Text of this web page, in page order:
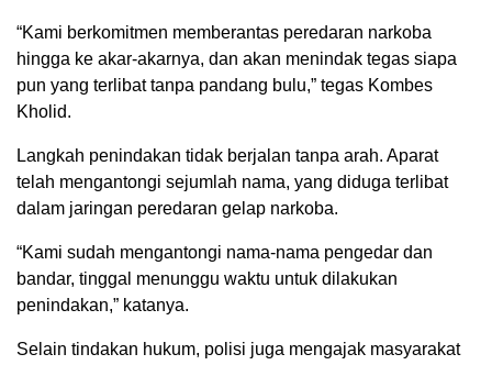
“Kami berkomitmen memberantas peredaran narkoba
hingga ke akar-akarnya, dan akan menindak tegas siapa
pun yang terlibat tanpa pandang bulu,” tegas Kombes
Kholid.
Langkah penindakan tidak berjalan tanpa arah. Aparat
telah mengantongi sejumlah nama, yang diduga terlibat
dalam jaringan peredaran gelap narkoba.
“Kami sudah mengantongi nama-nama pengedar dan
bandar, tinggal menunggu waktu untuk dilakukan
penindakan,” katanya.
Selain tindakan hukum, polisi juga mengajak masyarakat